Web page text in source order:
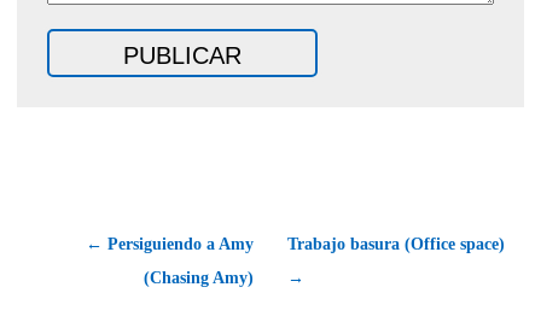
← Persiguiendo a Amy
(Chasing Amy)
Trabajo basura (Office space)
→